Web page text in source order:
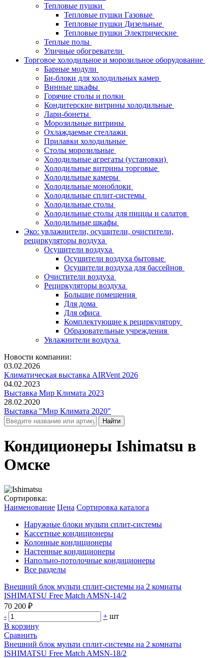
Тепловые пушки
Тепловые пушки Газовые
Тепловые пушки Дизельные
Тепловые пушки Электрические
Теплые полы
Уличные обогреватели
Торговое холодильное и морозильное оборудование
Барные модули
Би-блоки для холодильных камер
Винные шкафы
Горячие столы и полки
Кондитерские витрины холодильные
Лари-бонеты
Морозильные витрины
Охлаждаемые стеллажи
Прилавки холодильные
Столы морозильные
Холодильные агрегаты (установки)
Холодильные витрины торговые
Холодильные камеры
Холодильные моноблоки
Холодильные сплит-системы
Холодильные столы
Холодильные столы для пиццы и салатов
Холодильные шкафы
Эко: увлажнители, осушители, очистители,
рециркуляторы воздуха
Осушители воздуха
Осушители воздуха бытовые
Осушители воздуха для бассейнов
Очистители воздуха
Рециркуляторы воздуха
Большие помещения
Для дома
Для офиса
Комплектующие к рециркулятору
Образовательные учреждения
Увлажнители воздуха
Новости компании:
03.02.2026
Климатическая выставка AIRVent 2026
04.02.2023
Выставка Мир Климата 2023
28.02.2020
Выставка "Мир Климата 2020"
Кондиционеры Ishimatsu в
Омске
Сортировка:
Наименование Цена Сортировка каталога
Наружные блоки мульти сплит-системы
Кассетные кондиционеры
Колонные кондиционеры
Настенные кондиционеры
Напольно-потолочные кондиционеры
Все разделы
Внешний блок мульти сплит-системы на 2 комнаты
ISHIMATSU Free Match AMSN-14/2
70 200 ₽
-
+ шт
В корзину
Сравнить
Внешний блок мульти сплит-системы на 2 комнаты
ISHIMATSU Free Match AMSN-18/2